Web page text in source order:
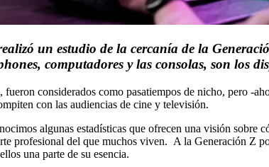
un estudio de la cercanía de la
computadores y las consolas, son los
considerados como pasatiempos de nicho, pero -
con las audiencias de cine y televisión.
algunas estadísticas que ofrecen una visión sobre
profesional del que muchos viven. A la Generación Z
una parte de su esencia.